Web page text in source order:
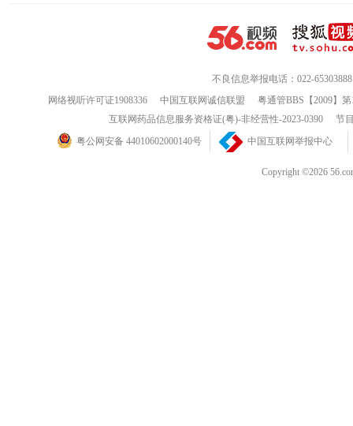
不良信息举报电话：022-65303888
网络视听许可证1908336
中国互联网诚信联盟
粤通管BBS【2009】
互联网药品信息服务资格证(粤)-非经营性-2023-0390
节
粤公网安备 44010602000140号
中国互联网举报中心
Copyright ©2026